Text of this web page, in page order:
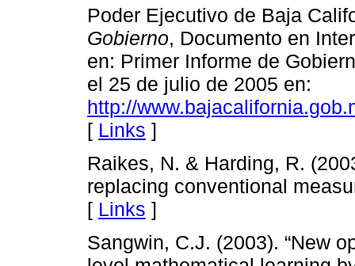
Poder Ejecutivo de Baja
Gobierno, Documento en
en: Primer Informe de
el 25 de julio de 2005 en:
http://
[ Links ]
Raikes, N. & Harding, R.
replacing conventional
[ Links ]
Sangwin, C.J. (2003). “New